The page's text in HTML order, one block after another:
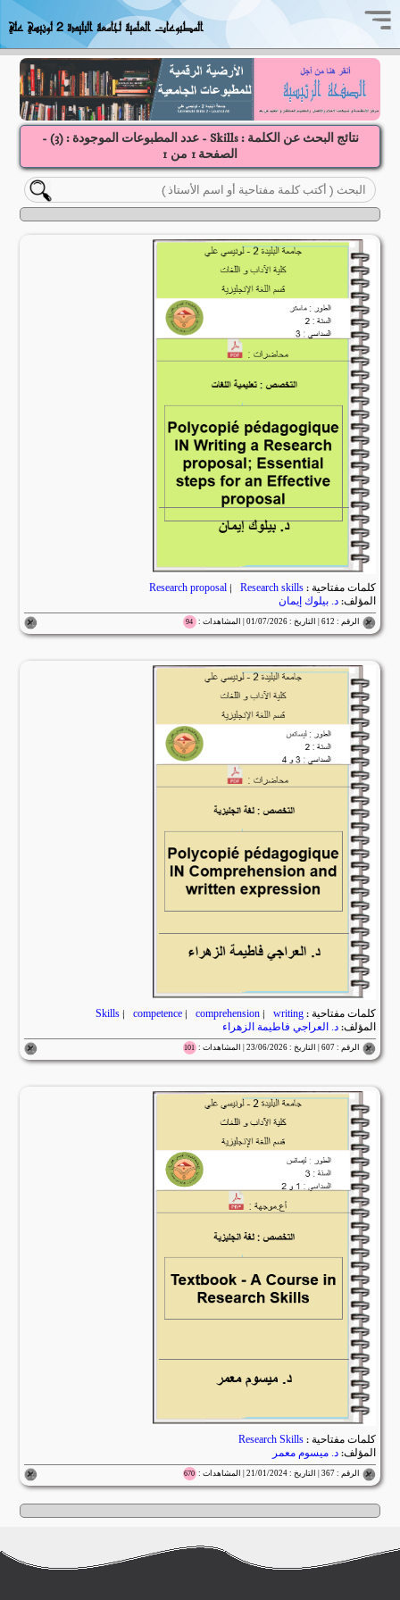
المطبوعات العلمية لجامعة البليدة 2 لونيسي علي
نتائج البحث عن الكلمة : Skills - عدد المطبوعات الموجودة : ( 3
) -
الصفحة 1 من 1
كلمات مفتاحية : Research proposal | Research skills
المؤلف:د. بيلوك إيمان
الرقم : 612 | التاريخ : 01/07/2026 | المشاهدات : 94
كلمات مفتاحية : Skills | competence | comprehension | writing
المؤلف:د. العراجي فاطيمة الزهراء
الرقم : 607 | التاريخ : 23/06/2026 | المشاهدات : 101
كلمات مفتاحية :Research Skills
المؤلف:د. ميسوم معمر
الرقم : 367 | التاريخ : 21/01/2024 | المشاهدات : 670